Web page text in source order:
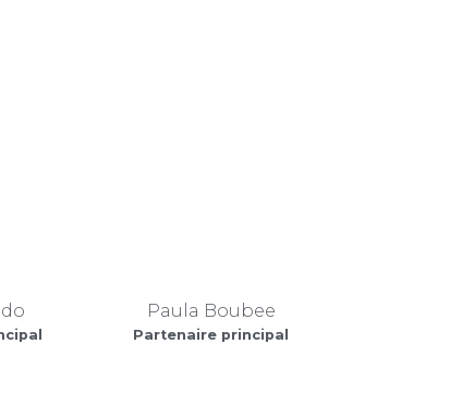
Paula Boubee
Partenaire principal